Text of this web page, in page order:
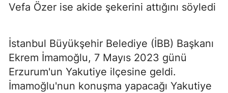
Vefa Özer ise akide şekerini attığını söyledi
İstanbul Büyükşehir Belediye (İBB) Başkanı
Ekrem İmamoğlu, 7 Mayıs 2023 günü
Erzurum'un Yakutiye ilçesine geldi.
İmamoğlu'nun konuşma yapacağı Yakutiye